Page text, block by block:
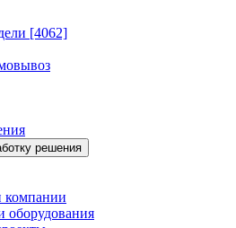
[4062]
решения
компании
оборудования